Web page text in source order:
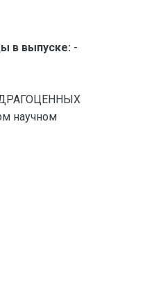
в выпуске: -
ДРАГОЦЕННЫХ
научном